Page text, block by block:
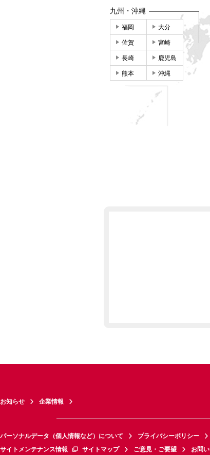
九州・沖縄
福岡 大分
佐賀 宮崎
長崎 鹿児島
熊本 沖縄
お知らせ 企業情報
パーソナルデータ（個人情報など）について プライバシーポリシー
サイトメンテナンス情報
サイトマップ ご意見・ご要望 お問